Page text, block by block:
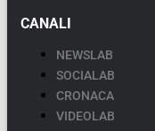
CANALI
NEWSLAB
SOCIALAB
CRONACA
VIDEOLAB